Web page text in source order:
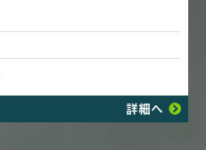
詳細へ